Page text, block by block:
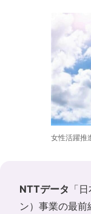
女性活躍推
NTTデータ 「
ン）事業の最